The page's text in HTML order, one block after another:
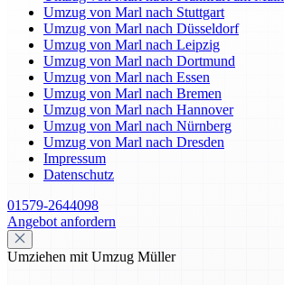
Umzug von Marl nach Stuttgart
Umzug von Marl nach Düsseldorf
Umzug von Marl nach Leipzig
Umzug von Marl nach Dortmund
Umzug von Marl nach Essen
Umzug von Marl nach Bremen
Umzug von Marl nach Hannover
Umzug von Marl nach Nürnberg
Umzug von Marl nach Dresden
Impressum
Datenschutz
01579-2644098
Angebot anfordern
Umziehen mit Umzug Müller